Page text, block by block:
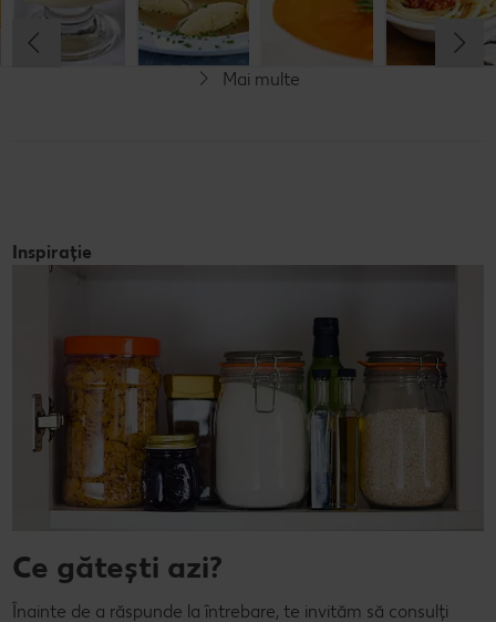
Cel mult 60 minute
Rafinat
Rafinat
Simplu
Mai multe
Inspirație
Ce gătești azi?
Înainte de a răspunde la întrebare, te invităm să consulți